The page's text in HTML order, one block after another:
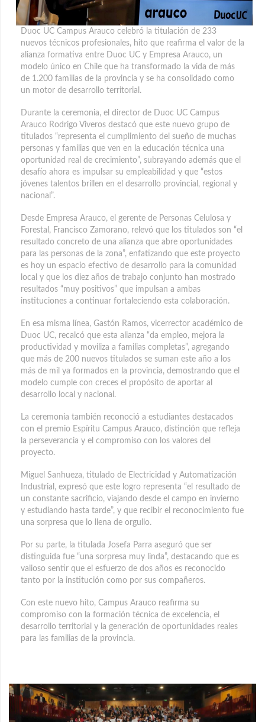
Duoc UC Campus Arauco celebró la titulación de 233
nuevos técnicos profesionales, hito que reafirma el valor de la
alianza formativa entre Duoc UC y Empresa Arauco, un
modelo único en Chile que ha transformado la vida de más
de 1.200 familias de la provincia y se ha consolidado como
un motor de desarrollo territorial.
Durante la ceremonia, el director de Duoc UC Campus
Arauco Rodrigo Viveros destacó que este nuevo grupo de
titulados “representa el cumplimiento del sueño de muchas
personas y familias que ven en la educación técnica una
oportunidad real de crecimiento”, subrayando además que el
desafío ahora es impulsar su empleabilidad y que “estos
jóvenes talentos brillen en el desarrollo provincial, regional y
nacional”.
Desde Empresa Arauco, el gerente de Personas Celulosa y
Forestal, Francisco Zamorano, relevó que los titulados son “el
resultado concreto de una alianza que abre oportunidades
para las personas de la zona”, enfatizando que este proyecto
es hoy un espacio efectivo de desarrollo para la comunidad
local y que los diez años de trabajo conjunto han mostrado
resultados “muy positivos” que impulsan a ambas
instituciones a continuar fortaleciendo esta colaboración.
En esa misma línea, Gastón Ramos, vicerrector académico de
Duoc UC, recalcó que esta alianza “da empleo, mejora la
productividad y moviliza a familias completas”, agregando
que más de 200 nuevos titulados se suman este año a los
más de mil ya formados en la provincia, demostrando que el
modelo cumple con creces el propósito de aportar al
desarrollo local y nacional.
La ceremonia también reconoció a estudiantes destacados
con el premio Espíritu Campus Arauco, distinción que refleja
la perseverancia y el compromiso con los valores del
proyecto.
Miguel Sanhueza, titulado de Electricidad y Automatización
Industrial, expresó que este logro representa “el resultado de
un constante sacrificio, viajando desde el campo en invierno
y estudiando hasta tarde”, y que recibir el reconocimiento fue
una sorpresa que lo llena de orgullo.
Por su parte, la titulada Josefa Parra aseguró que ser
distinguida fue “una sorpresa muy linda”, destacando que es
valioso sentir que el esfuerzo de dos años es reconocido
tanto por la institución como por sus compañeros.
Con este nuevo hito, Campus Arauco reafirma su
compromiso con la formación técnica de excelencia, el
desarrollo territorial y la generación de oportunidades reales
para las familias de la provincia.